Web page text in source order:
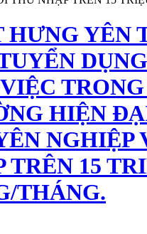
HƯNG YÊN
HIỆN
NGHIỆP
TRÊN 15
THÁNG.